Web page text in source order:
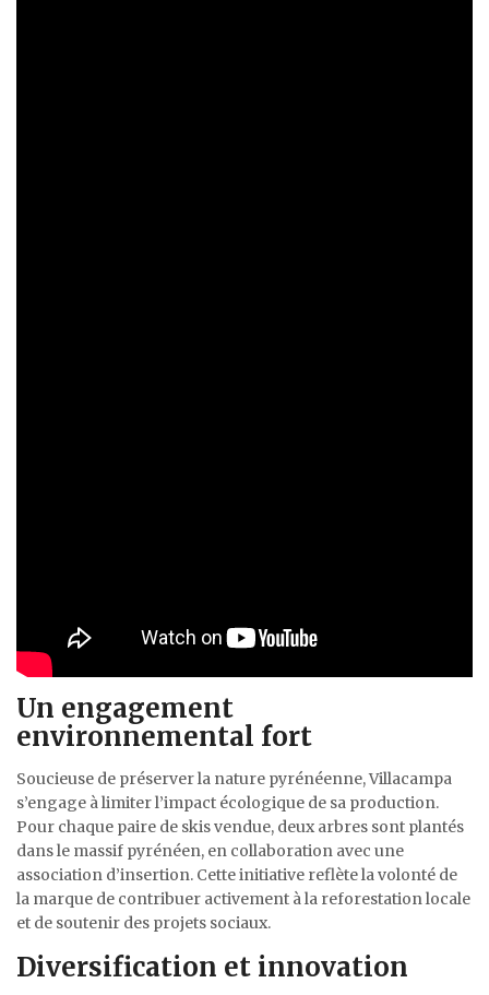
Un engagement
environnemental fort
Soucieuse de préserver la nature pyrénéenne, Villacampa
s’engage à limiter l’impact écologique de sa production.
Pour chaque paire de skis vendue, deux arbres sont plantés
dans le massif pyrénéen, en collaboration avec une
association d’insertion. Cette initiative reflète la volonté de
la marque de contribuer activement à la reforestation locale
et de soutenir des projets sociaux.
Diversification et innovation